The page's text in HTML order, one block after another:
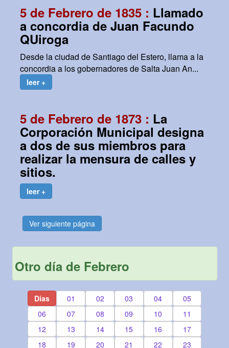
5 de Febrero de 1835 : Llamado
a concordia de Juan Facundo
QUiroga
Desde la ciudad de Santiago del Estero, llama a la
concordia a los gobernadores de Salta Juan An...
leer +
5 de Febrero de 1873 : La
Corporación Municipal designa
a dos de sus miembros para
realizar la mensura de calles y
sitios.
leer +
Ver siguiente página
Otro día de Febrero
Días 01 02 03 04
05
06
07 08 09 10
11
12
13 14 15 16
17
18
19 20 21 22
23